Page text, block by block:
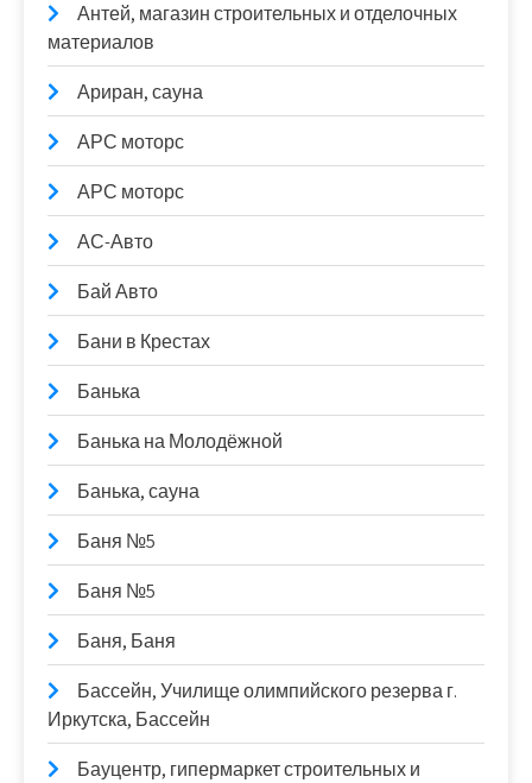
Антей, магазин строительных и отделочных
материалов
Ариран, сауна
АРС моторс
АРС моторс
АС-Авто
Бай Авто
Бани в Крестах
Банька
Банька на Молодёжной
Банька, сауна
Баня №5
Баня №5
Баня, Баня
Бассейн, Училище олимпийского резерва г.
Иркутска, Бассейн
Бауцентр, гипермаркет строительных и